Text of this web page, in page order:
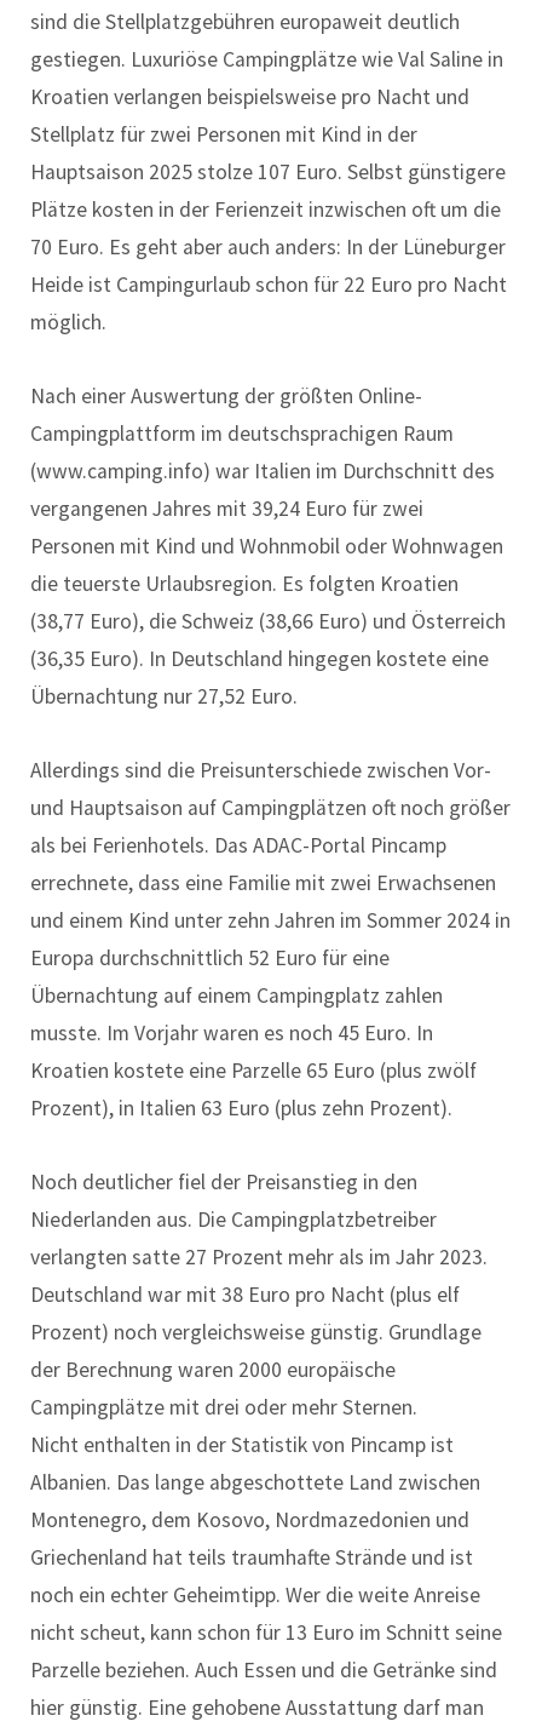
sind die Stellplatzgebühren europaweit deutlich
gestiegen. Luxuriöse Campingplätze wie Val Saline in
Kroatien verlangen beispielsweise pro Nacht und
Stellplatz für zwei Personen mit Kind in der
Hauptsaison 2025 stolze 107 Euro. Selbst günstigere
Plätze kosten in der Ferienzeit inzwischen oft um die
70 Euro. Es geht aber auch anders: In der Lüneburger
Heide ist Campingurlaub schon für 22 Euro pro Nacht
möglich.
Nach einer Auswertung der größten Online-
Campingplattform im deutschsprachigen Raum
(www.camping.info) war Italien im Durchschnitt des
vergangenen Jahres mit 39,24 Euro für zwei
Personen mit Kind und Wohnmobil oder Wohnwagen
die teuerste Urlaubsregion. Es folgten Kroatien
(38,77 Euro), die Schweiz (38,66 Euro) und Österreich
(36,35 Euro). In Deutschland hingegen kostete eine
Übernachtung nur 27,52 Euro.
Allerdings sind die Preisunterschiede zwischen Vor-
und Hauptsaison auf Campingplätzen oft noch größer
als bei Ferienhotels. Das ADAC-Portal Pincamp
errechnete, dass eine Familie mit zwei Erwachsenen
und einem Kind unter zehn Jahren im Sommer 2024 in
Europa durchschnittlich 52 Euro für eine
Übernachtung auf einem Campingplatz zahlen
musste. Im Vorjahr waren es noch 45 Euro. In
Kroatien kostete eine Parzelle 65 Euro (plus zwölf
Prozent), in Italien 63 Euro (plus zehn Prozent).
Noch deutlicher fiel der Preisanstieg in den
Niederlanden aus. Die Campingplatzbetreiber
verlangten satte 27 Prozent mehr als im Jahr 2023.
Deutschland war mit 38 Euro pro Nacht (plus elf
Prozent) noch vergleichsweise günstig. Grundlage
der Berechnung waren 2000 europäische
Campingplätze mit drei oder mehr Sternen.
Nicht enthalten in der Statistik von Pincamp ist
Albanien. Das lange abgeschottete Land zwischen
Montenegro, dem Kosovo, Nordmazedonien und
Griechenland hat teils traumhafte Strände und ist
noch ein echter Geheimtipp. Wer die weite Anreise
nicht scheut, kann schon für 13 Euro im Schnitt seine
Parzelle beziehen. Auch Essen und die Getränke sind
hier günstig. Eine gehobene Ausstattung darf man